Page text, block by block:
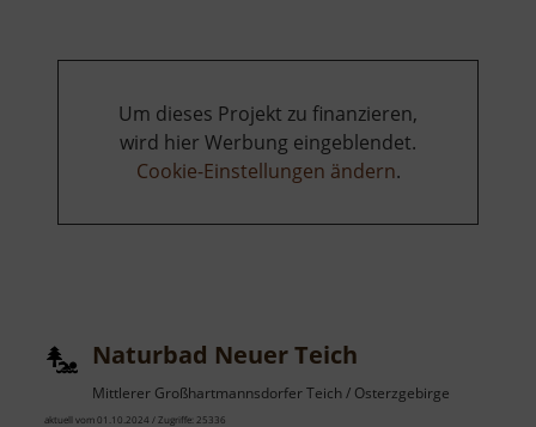
Um dieses Projekt zu finanzieren,
wird hier Werbung eingeblendet.
Cookie-Einstellungen ändern.
Naturbad Neuer Teich
Mittlerer Großhartmannsdorfer Teich / Osterzgebirge
aktuell vom 01.10.2024 / Zugriffe: 25336